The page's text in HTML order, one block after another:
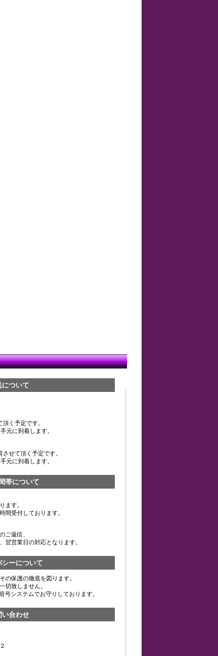
について
く予定です。
元に到着します。
せて頂く予定です。
元に到着します。
帯について
ます。
間受付しております。
ご返信、
翌営業日の対応となります。
シーについて
の保護の徹底を図ります。
切致しません。
システムでお守りしております。
い合わせ